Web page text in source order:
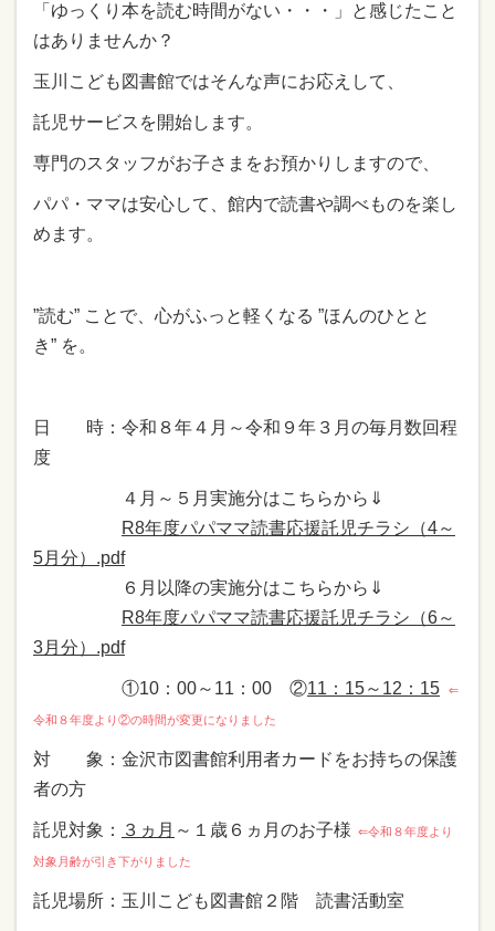
「ゆっくり本を読む時間がない・・・」と感じたこと
はありませんか？
玉川こども図書館ではそんな声にお応えして、
託児サービスを開始します。
専門のスタッフがお子さまをお預かりしますので、
パパ・ママは安心して、館内で読書や調べものを楽し
めます。
”読む” ことで、心がふっと軽くなる ”ほんのひとと
き” を。
日 時：令和８年４月～令和９年３月の毎月数回程
度
４月～５月実施分はこちらから⇓
R8年度パパママ読書応援託児チラシ（4～
5月分）.pdf
６月以降の実施分はこちらから⇓
R8年度パパママ読書応援託児チラシ（6～
3月分）.pdf
①10：00～11：00 ②11：15～12：15 ⇐
令和８年度より②の時間が変更になりました
対 象：金沢市図書館利用者カードをお持ちの保護
者の方
託児対象： ３ヵ月 ～１歳６ヵ月のお子様 ⇐令和８年度より
対象月齢が引き下がりました
託児場所：玉川こども図書館２階 読書活動室